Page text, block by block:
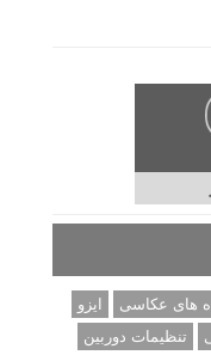
های عکاسی
ایزو
تنظیمات دوربین